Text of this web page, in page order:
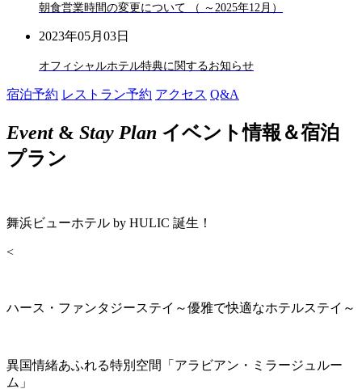
朝食営業時間の変更について （ ～2025年12月）
2023年05月03日
オフィシャルホテル特典に関するお知らせ
宿泊予約 レストラン予約 アクセス Q&A
Event& Stay Plan イベント情報＆宿泊
プラン
舞浜ビューホテル by HULIC 誕生！
<
ハース・ファンタジーステイ～優雅で快適なホテルステイ～
異国情緒あふれる特別空間「アラビアン・ミラージュルー
ム」